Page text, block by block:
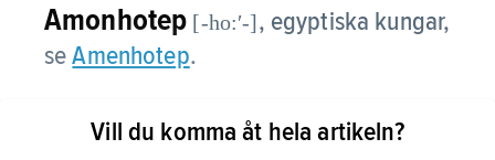
Amonhotep [-ho:ʹ-], egyptiska kungar,
seAmenhotep.
Vill du komma åt hela artikeln?